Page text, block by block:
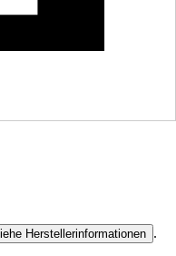
Herstellerinformationen .